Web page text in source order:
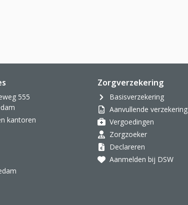
555
kantoren
Zorgverzekering
Basisverzekering
Aanvullende verzekering
Vergoedingen
Zorgzoeker
Declareren
Aanmelden bij DSW